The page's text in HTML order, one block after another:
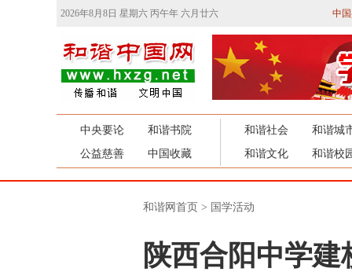
2026年8月8日 星期六 丙午年 六月廿六 中
中央要论
和谐书院
公益慈善
中国收藏
和谐社会
和谐城
和谐文化
和谐校
和谐网首页 > 国学活动
陕西合阳中学